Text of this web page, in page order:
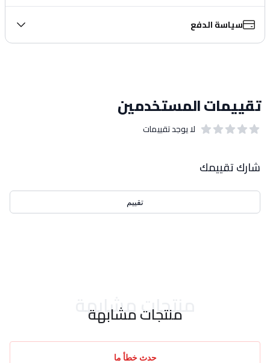
سياسة الدفع
تقييمات المستخدمين
لا يوجد تقييمات
شارك تقييمك
تقييم
منتجات مشابهة
منتجات مشابهة
حدث خطأ ما